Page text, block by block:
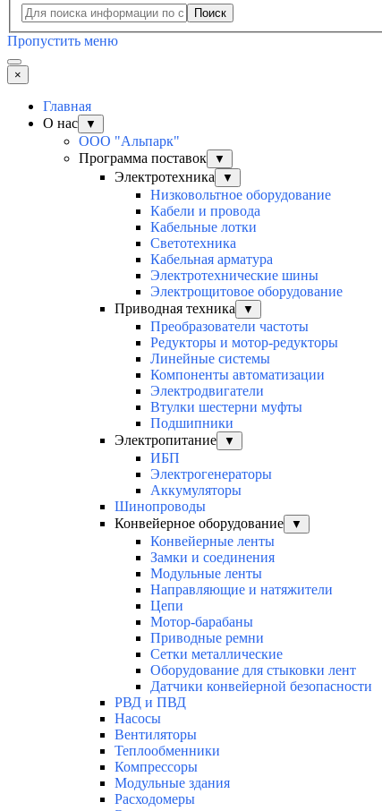
Поиск
Пропустить меню
×
Главная
О нас
▼
ООО "Альпарк"
Программа поставок
▼
Электротехника ▼
Низковольтное оборудование
Кабели и провода
Кабельные лотки
Светотехника
Кабельная арматура
Электротехнические шины
Электрощитовое оборудование
Приводная техника
▼
Преобразователи частоты
Редукторы и мотор-редукторы
Линейные системы
Компоненты автоматизации
Электродвигатели
Втулки шестерни муфты
Подшипники
Электропитание
▼
ИБП
Электрогенераторы
Аккумуляторы
Шинопроводы
Конвейерное оборудование
▼
Конвейерные ленты
Замки и соединения
Модульные ленты
Направляющие и натяжители
Цепи
Мотор-барабаны
Приводные ремни
Сетки металлические
Оборудование для стыковки лент
Датчики конвейерной безопасности
РВД и ПВД
Насосы
Вентиляторы
Теплообменники
Компрессоры
Модульные здания
Расходомеры